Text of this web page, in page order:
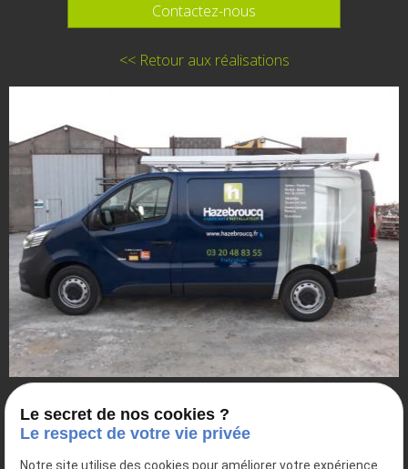
Contactez-nous
<< Retour aux réalisations
Le secret de nos cookies ?
Le respect de votre vie privée
Notre site utilise des cookies pour améliorer votre expérience